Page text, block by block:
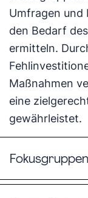
Umfragen und
den Bedarf
ermitteln.
Maßnahmen
eine
gewährleistet.